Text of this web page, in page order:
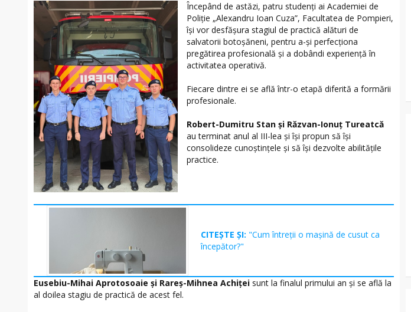
Începând de astăzi, patru studenți ai Academiei de
Poliție „Alexandru Ioan Cuza”, Facultatea de Pompieri,
își vor desfășura stagiul de practică alături de
salvatorii botoșăneni, pentru a-și perfecționa
pregătirea profesională și a dobândi experiență în
activitatea operativă.
Fiecare dintre ei se află într-o etapă diferită a formării
profesionale.
Robert-Dumitru Stan și Răzvan-Ionuț Tureatcă
au terminat anul al III-lea și își propun să își
consolideze cunoștințele și să își dezvolte abilitățile
practice.
CITEȘTE ȘI: "Cum întreții o mașină de cusut ca
începător?"
Eusebiu-Mihai Aprotosoaie și Rareș-Mihnea Achiței sunt la finalul primului an și se află la
al doilea stagiu de practică de acest fel.